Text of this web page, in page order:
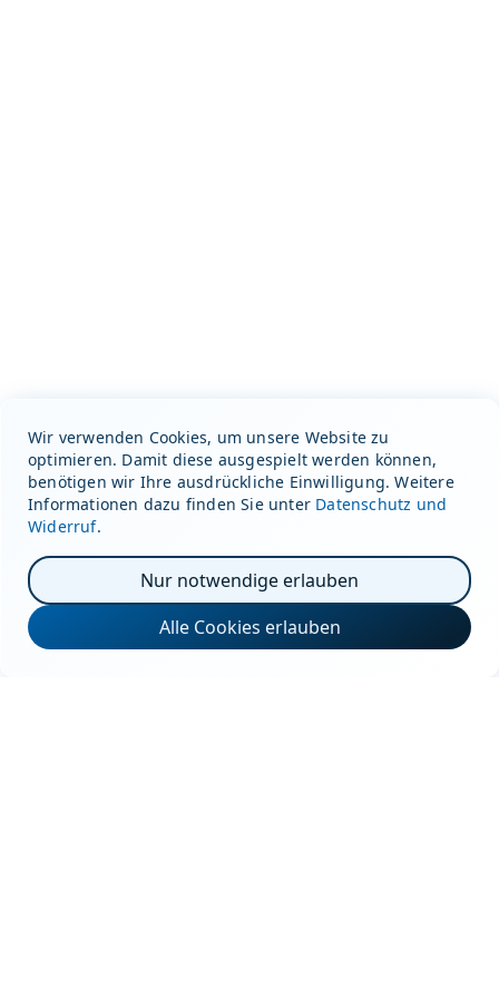
Wir verwenden Cookies, um unsere Website zu
optimieren. Damit diese ausgespielt werden können,
benötigen wir Ihre ausdrückliche Einwilligung. Weitere
Informationen dazu finden Sie unter Datenschutz und
Widerruf.
Nur notwendige erlauben
Alle Cookies erlauben